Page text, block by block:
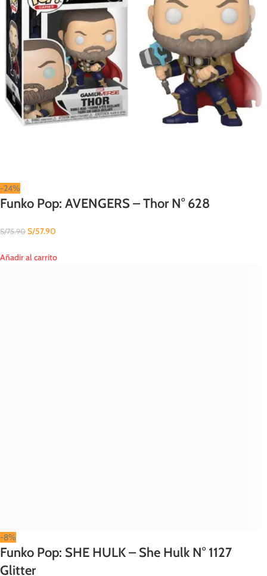
-24%
Funko Pop: AVENGERS – Thor N° 628
S/75.90 S/57.90
Añadir al carrito
-8%
Funko Pop: SHE HULK – She Hulk N° 1127
Glitter